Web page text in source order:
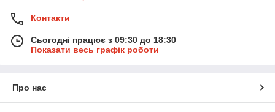
Контакти
Сьогодні працює з 09:30 до 18:30
Показати весь графік роботи
Про нас